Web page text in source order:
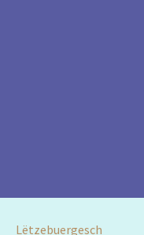
Lëtzebuergesch